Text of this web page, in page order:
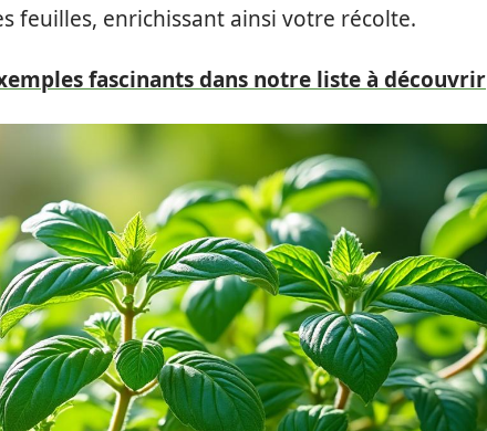
feuilles, enrichissant ainsi votre récolte.
fascinants dans notre liste à découvrir